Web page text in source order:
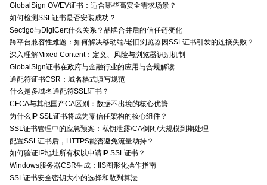
GlobalSign OV/EV证书：适合哪些高安全需求场景？
如何检测SSL证书是否安装成功？
Sectigo与DigiCert什么关系？品牌合并后的信任链变化
跨平台兼容性难题：如何解决移动端/老旧浏览器因SSL证书引发的连接失败？
深入理解Mixed Content：定义、风险与浏览器识别机制
GlobalSign证书在政府与金融行业的应用与合规解读
通配符证书CSR：域名格式填写规范
什么是多域名通配符SSL证书？
CFCA与其他国产CA区别：数据不出境的核心优势
为什么IP SSL证书将成为零信任架构的核心组件？
SSL证书管理中的应急预案：私钥泄露/CA倒闭/大规模到期处理
配置SSL证书后，HTTPS能否避免流量劫持？
如何验证IP地址所有权以申请IP SSL证书？
Windows服务器CSR生成：IIS图形化操作指南
SSL证书安全密钥大小的选择和散列算法